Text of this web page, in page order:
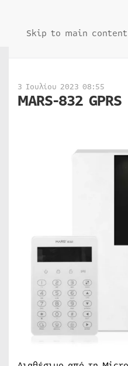
Skip to main content
3 Ιουλίου 2023 08:55
MARS-832 GPRS